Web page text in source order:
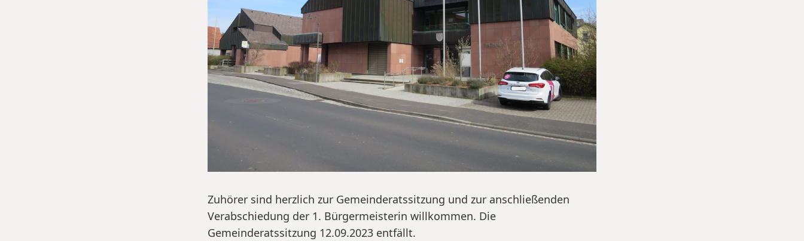
Zuhörer sind herzlich zur Gemeinderatssitzung und zur anschließenden
Verabschiedung der 1. Bürgermeisterin willkommen. Die
Gemeinderatssitzung 12.09.2023 entfällt.